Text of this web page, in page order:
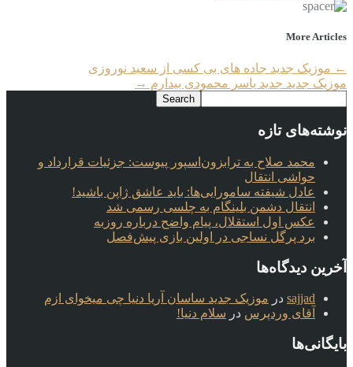
More Articles
← موزیک جدید جاده های بی کسی از سعید نوروزی
موزیک جدید جديد یاسر محمودی بیدارم →
نوشته‌های تازه
محمد صلاح به ترابزون‌اسپور پیوست: جزئیات قرارداد و
حواشی انتقال
عادل شیفته سامورایی‌ها: باید عاشق ژاپن باشید!
انتقال دشمن بلینگام به چلسی رسمی شد
عکس اول استقلال، پیام واضح درباره روزبه
برد پرگل نساجی در اولین بازی پیش‌فصل
آخرین دیدگاه‌ها
sajjad در موزیک جدید ساسان آریا دنیا چی میخوای ازم
آقای وردپرس در سلام دنیا!
بایگانی‌ها